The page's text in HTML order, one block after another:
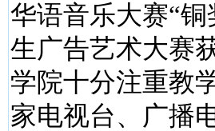
华语音乐大赛“
生广告艺术大赛
学院十分注重教
家电视台、广播